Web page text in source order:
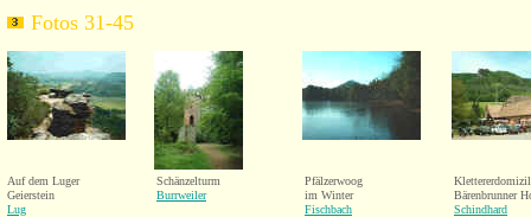
Fotos 31-45
Auf dem Luger
Geierstein
Lug
Schänzelturm
Burrweiler
Pfälzerwoog
im Winter
Fischbach
Klettererdomizil
Bärenbrunner
Schindhard